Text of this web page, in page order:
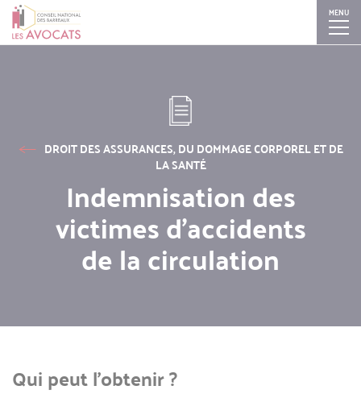
MENU
DROIT DES ASSURANCES, DU DOMMAGE CORPOREL ET DE
LA SANTÉ
Indemnisation des
victimes d’accidents
de la circulation
Qui peut l’obtenir ?